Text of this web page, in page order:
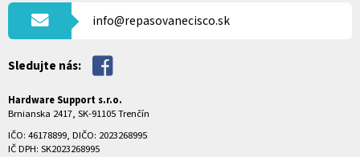
info@repasovanecisco.sk
Sledujte nás:
Hardware Support s.r.o.
Brnianska 2417, SK-91105 Trenčín
IČO: 46178899, DIČO: 2023268995
IČ DPH: SK2023268995